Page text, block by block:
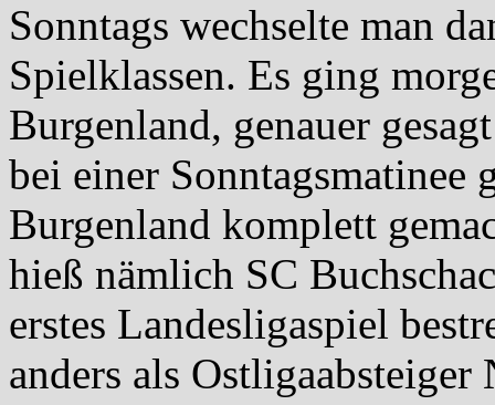
Sonntags wechselte man
Spielklassen. Es ging
Burgenland, genauer
bei einer Sonntagsmatinee
Burgenland komplett
hieß nämlich SC
erstes Landesligaspiel
anders als